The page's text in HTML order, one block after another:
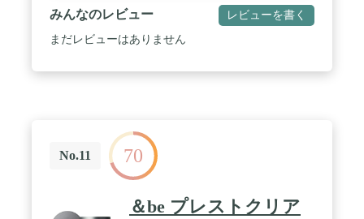
みんなのレビュー レビューを書く
まだレビューはありません
No.11 70
＆be プレストクリア